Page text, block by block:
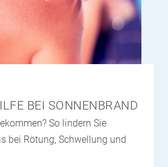
BEI SONNENBRAND
So lindern Sie
bei Rötung, Schwellung und